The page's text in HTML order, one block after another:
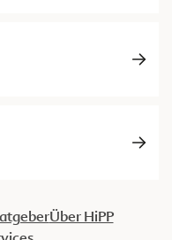
Über HiPP